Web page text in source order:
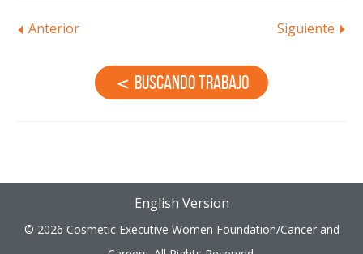
Anterior Siguiente
Buscando Trabajo
English Version
© 2026 Cosmetic Executive Women Foundation/Cancer and